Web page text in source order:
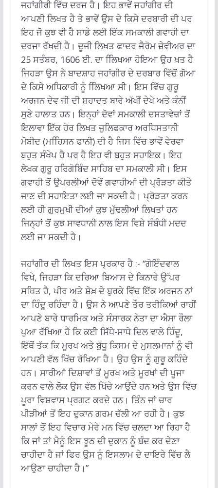
ਜਹਾਂਗੀਰੀ ਵਿੱਚ ਦਰਜ ਹੈ। ਇਹ ਭਾਵੇਂ ਜਹਾਂਗੀਰ ਦੀ
ਆਪਣੀ ਲਿਖਤ ਹੈ ਤੇ ਭਾਵੇਂ ਉਸ ਦੇ ਕਿਸੇ ਦਰਬਾਰੀ ਦੀ ਪਰ
ਇਹ ਜੋ ਕੁਝ ਵੀ ਹੈ ਸਾਡੇ ਲਈ ਇੱਕ ਸਮਕਾਲੀ ਗਵਾਹੀ ਦਾ
ਦਰਜਾ ਰੱਖਦੀ ਹੈ। ਦੂਜੀ ਲਿਖਤ ਫਾਦਰ ਜੈਰੋਮ ਜ਼ੇਵੀਅਰ ਦਾ
25 ਸਤੰਬਰ, 1606 ਈ. ਦਾ ਲਿਿਖਆ ਹੋਇਆ ਉਹ ਖ਼ਤ ਹੈ
ਜਿਹੜਾ ਉਸ ਨੇ ਬਾਦਸ਼ਾਹ ਜਹਾਂਗੀਰ ਦੇ ਦਰਬਾਰ ਵਿੱਚੋਂ ਗੋਆ
ਦੇ ਕਿਸੇ ਅਧਿਕਾਰੀ ਨੂੰ ਲਿਿਖਆ ਸੀ। ਇਸ ਵਿੱਚ ਗੁਰੂ
ਅਰਜਨ ਦੇਵ ਜੀ ਦੀ ਸ਼ਹਾਦਤ ਬਾਰੇ ਅੱਖੀਂ ਦੇਖੇ ਅਤੇ ਕੰਨੀਂ
ਸੁਣੇ ਹਾਲਾਤ ਹਨ। ਇਨ੍ਹਾਂ ਦੋਵਾਂ ਸਮਕਾਲੀ ਦਸਤਾਵੇਜ਼ਾਂ ਤੋਂ
ਇਲਾਵਾ ਇੱਕ ਹੋਰ ਲਿਖਤ ਜੁਲਿਫਕਾਰ ਅਰਧਿਸਤਾਨੀ
ਮੋਬੀਦ (ਮਹਿਿਸਨ ਫਾਨੀ) ਦੀ ਹੈ ਜਿਸ ਵਿੱਚ ਭਾਵੇਂ ਵੇਰਵਾ
ਬਹੁਤ ਸੰਖੇਪ ਹੈ ਪਰ ਹੈ ਇਹ ਵੀ ਬਹੁਤ ਸਹਾਇਕ। ਇਹ
ਲੇਖਕ ਗੁਰੂ ਹਰਿਗੋਬਿੰਦ ਸਾਹਿਬ ਦਾ ਸਮਕਾਲੀ ਸੀ। ਇਸ
ਗਵਾਹੀ ਤੋਂ ਉਪਰਲੀਆਂ ਦੋਵੇਂ ਗਵਾਹੀਆਂ ਦੀ ਪ੍ਰੋੜਤਾ ਕੀਤੇ
ਜਾਣ ਦੀ ਸਹਾਇਤਾ ਲਈ ਜਾ ਸਕਦੀ ਹੈ। ਪ੍ਰੋੜਤਾ ਕਰਨ
ਲਈ ਹੀ ਗੁਰਮੁਖੀ ਦੀਆਂ ਕੁਝ ਮੁੱਢਲੀਆਂ ਲਿਖਤਾਂ ਹਨ
ਜਿਨ੍ਹਾਂ ਤੋਂ ਕੁਝ ਸਾਵਧਾਨੀ ਨਾਲ ਇਸ ਵਿਸ਼ੇ ਸੰਬੰਧੀ ਮਦਦ
ਲਈ ਜਾ ਸਕਦੀ ਹੈ।
ਜਹਾਂਗੀਰ ਦੀ ਲਿਖਤ ਇਸ ਪ੍ਰਕਾਰ ਹੈ :- “ਗੋਇੰਦਵਾਲ
ਵਿਖੇ, ਜਿਹੜਾ ਕਿ ਦਰਿਆ ਬਿਆਸ ਦੇ ਕਿਨਾਰੇ ਉੱਪਰ
ਸਥਿਤ ਹੈ, ਪੀਰ ਅਤੇ ਸ਼ੇਖ਼ ਦੇ ਬੁਰਕੇ ਵਿੱਚ ਇੱਕ ਅਰਜਨ ਨਾਂ
ਦਾ ਹਿੰਦੂ ਰਹਿੰਦਾ ਹੈ। ਉਸ ਨੇ ਆਪਣੇ ਤੌਰ ਤਰੀਕਿਆਂ ਰਾਹੀਂ
ਆਪਣੇ ਬਾਰੇ ਧਾਰਮਿਕ ਅਤੇ ਸੰਸਾਰਕ ਨੇਤਾ ਦਾ ਐਸਾ ਰੌਲਾ
ਪੁਆ ਰੱਖਿਆ ਹੈ ਕਿ ਕਈ ਸਿੱਧੇ-ਸਾਧੇ ਦਿਲ ਵਾਲੇ ਹਿੰਦੂ,
ਇੱਥੋਂ ਤੱਕ ਕਿ ਮੂਰਖ ਅਤੇ ਬੁੱਧੂ ਕਿਸਮ ਦੇ ਮੁਸਲਮਾਨਾਂ ਨੂੰ ਵੀ
ਆਪਣੀ ਵੱਲ ਖਿੱਚ ਰੱਖਿਆ ਹੈ। ਉਹ ਉਸ ਨੂੰ ਗੁਰੂ ਕਹਿੰਦੇ
ਹਨ। ਸਾਰੀਆਂ ਦਿਸ਼ਾਵਾਂ ਤੋਂ ਮੂਰਖ ਅਤੇ ਮੂਰਖਾਂ ਦੀ ਪੂਜਾ
ਕਰਨ ਵਾਲੇ ਲੋਕ ਉਸ ਵੱਲ ਖਿੱਚੇ ਆਉਂਦੇ ਹਨ ਅਤੇ ਉਸ ਵਿੱਚ
ਪੂਰਾ ਵਿਸ਼ਵਾਸ ਪ੍ਰਗਟ ਕਰਦੇ ਹਨ। ਤਿੰਨ ਜਾਂ ਚਾਰ
ਪੀੜੀਆਂ ਤੋਂ ਇਹ ਦੁਕਾਨ ਗਰਮ ਚੱਲੀ ਆ ਰਹੀ ਹੈ। ਕੁਝ
ਸਾਲਾਂ ਤੋਂ ਇਹ ਵਿਚਾਰ ਮੇਰੇ ਮਨ ਵਿੱਚ ਚਲਦਾ ਆ ਰਿਹਾ ਹੈ
ਕਿ ਜਾਂ ਤਾਂ ਮੈਨੂੰ ਇਸ ਝੂਠ ਦੀ ਦੁਕਾਨ ਨੂੰ ਬੰਦ ਕਰ ਦੇਣਾ
ਚਾਹੀਦਾ ਹੈ ਜਾਂ ਫਿਰ ਉਸ ਨੂੰ ਇਸਲਾਮ ਦੇ ਦਾਇਰੇ ਵਿੱਚ ਲੈ
ਆਉਣਾ ਚਾਹੀਦਾ ਹੈ।”